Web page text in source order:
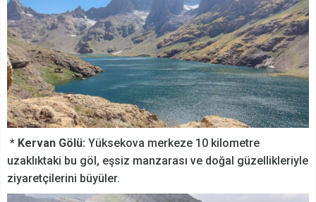
* Kervan Gölü: Yüksekova merkeze 10 kilometre
uzaklıktaki bu göl, eşsiz manzarası ve doğal güzellikleriyle
ziyaretçilerini büyüler.